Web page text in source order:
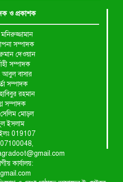
ও প্রকাশক
সম্পাদক
দেওয়ান
সম্পাদক
আবুল বাসার
সম্পাদক
রহমান
সম্পাদক
মোড়ল
019107
কার্যালয়: